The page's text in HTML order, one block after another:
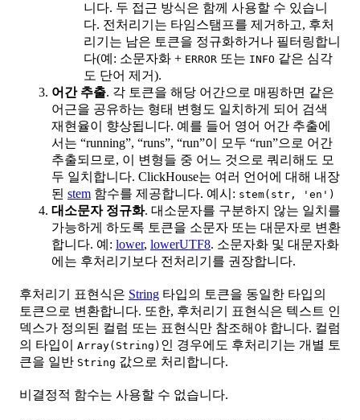
니다. 두 접근 방식은 함께 사용할 수 있습니
다. 전처리기는 타임스탬프를 제거하고, 후처
리기는 남은 토큰을 정규화하거나 필터링합니
다(예: 소문자화 + ERROR 또는 INFO 같은 심각
도 단어 제거).
어간 추출. 각 토큰을 해당 어간으로 매핑하면 같은
어근을 공유하는 형태 변형도 일치하게 되어 검색
재현율이 향상됩니다. 예를 들어 영어 어간 추출에
서는 “running”, “runs”, “run”이 모두 “run”으로 어간
추출되므로, 이 변형들 중 어느 것으로 쿼리해도 모
두 일치합니다. ClickHouse는 여러 언어에 대해 내장
된 stem 함수를 제공합니다. 예시: stem(str, 'en')
대소문자 정규화. 대소문자를 구분하지 않는 일치를
가능하게 하도록 토큰을 소문자 또는 대문자로 변환
합니다. 예: lower, lowerUTF8. 소문자화 및 대문자화
에는 후처리기보다 전처리기를 권장합니다.
후처리기 표현식은 String 타입의 토큰을 동일한 타입의
토큰으로 변환합니다. 또한, 후처리기 표현식은 텍스트 인
덱스가 정의된 컬럼 또는 표현식만 참조해야 합니다. 컬럼
의 타입이 Array(String) 인 경우에도 후처리기는 개별 토
큰을 일반 String 값으로 처리합니다.
비결정적 함수는 사용할 수 없습니다.